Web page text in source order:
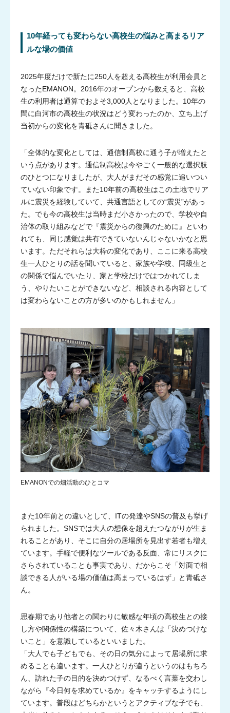
NPO等との 協働事業
10年経っても変わらない高校生の悩みと高まるリア
ルな場の価値
2025年度だけで新たに250人を超える高校生が利用会員と
なったEMANON。2016年のオープンから数えると、高校
生の利用者は通算でおよそ3,000人となりました。10年の
間に白河市の高校生の状況はどう変わったのか、立ち上げ
当初からの変化を青砥さんに聞きました。
「全体的な変化としては、通信制高校に通う子が増えたと
いう点があります。通信制高校は今やごく一般的な選択肢
のひとつになりましたが、大人がまだその感覚に追いつい
ていない印象です。また10年前の高校生はこの土地でリア
ルに震災を経験していて、共通言語としての“震災”があっ
た。でも今の高校生は当時まだ小さかったので、学校や自
治体の取り組みなどで『震災からの復興のために』といわ
れても、同じ感覚は共有できていないんじゃないかなと思
います。ただそれらは大枠の変化であり、ここに来る高校
生一人ひとりの話を聞いていると、家族や学校、同級生と
の関係で悩んでいたり、家と学校だけではつかれてしま
う、やりたいことができないなど、相談される内容として
は変わらないことの方が多いのかもしれません」
EMANONでの畑活動のひとコマ
また10年前との違いとして、ITの発達やSNSの普及も挙げ
られました。SNSでは大人の想像を超えたつながりが生ま
れることがあり、そこに自分の居場所を見出す若者も増え
ています。手軽で便利なツールである反面、常にリスクに
さらされていることも事実であり、だからこそ「対面で相
談できる人がいる場の価値は高まっているはず」と青砥さ
ん。
思春期であり他者との関わりに敏感な年頃の高校生との接
し方や関係性の構築について、佐々木さんは「決めつけな
いこと」を意識しているといいました。
「大人でも子どもでも、その日の気分によって居場所に求
めることも違います。一人ひとりが違うというのはもちろ
ん、訪れた子の目的を決めつけず、なるべく言葉を交わし
ながら『今日何を求めているか』をキャッチするようにし
ています。普段はどちらかというとアクティブな子でも、